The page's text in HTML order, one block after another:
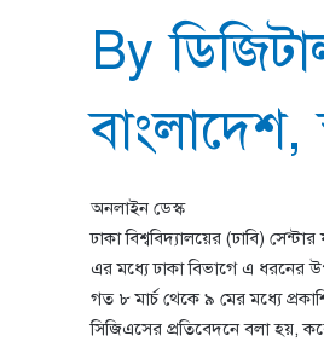
By
বাংলাদেশ,
অনলাইন ডেস্ক
ঢাকা বিশ্ববিদ্যালয়ের (ঢাবি)
এর মধ্যে ঢাকা বিভাগে এ ধরনের
গত ৮ মার্চ থেকে ৯ মের মধ্যে
সিজিএসের প্রতিবেদনে বলা হয়,